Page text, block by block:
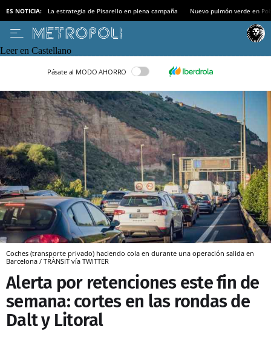
ES NOTICIA: La estrategia de Pisarello en plena campaña Nuevo pulmón verde en
Leer en Castellano
Pásate al MODO AHORRO
Coches (transporte privado) haciendo cola en durante una operación salida en
Barcelona / TRÀNSIT vía TWITTER
Alerta por retenciones este fin de
semana: cortes en las rondas de
Dalt y Litoral